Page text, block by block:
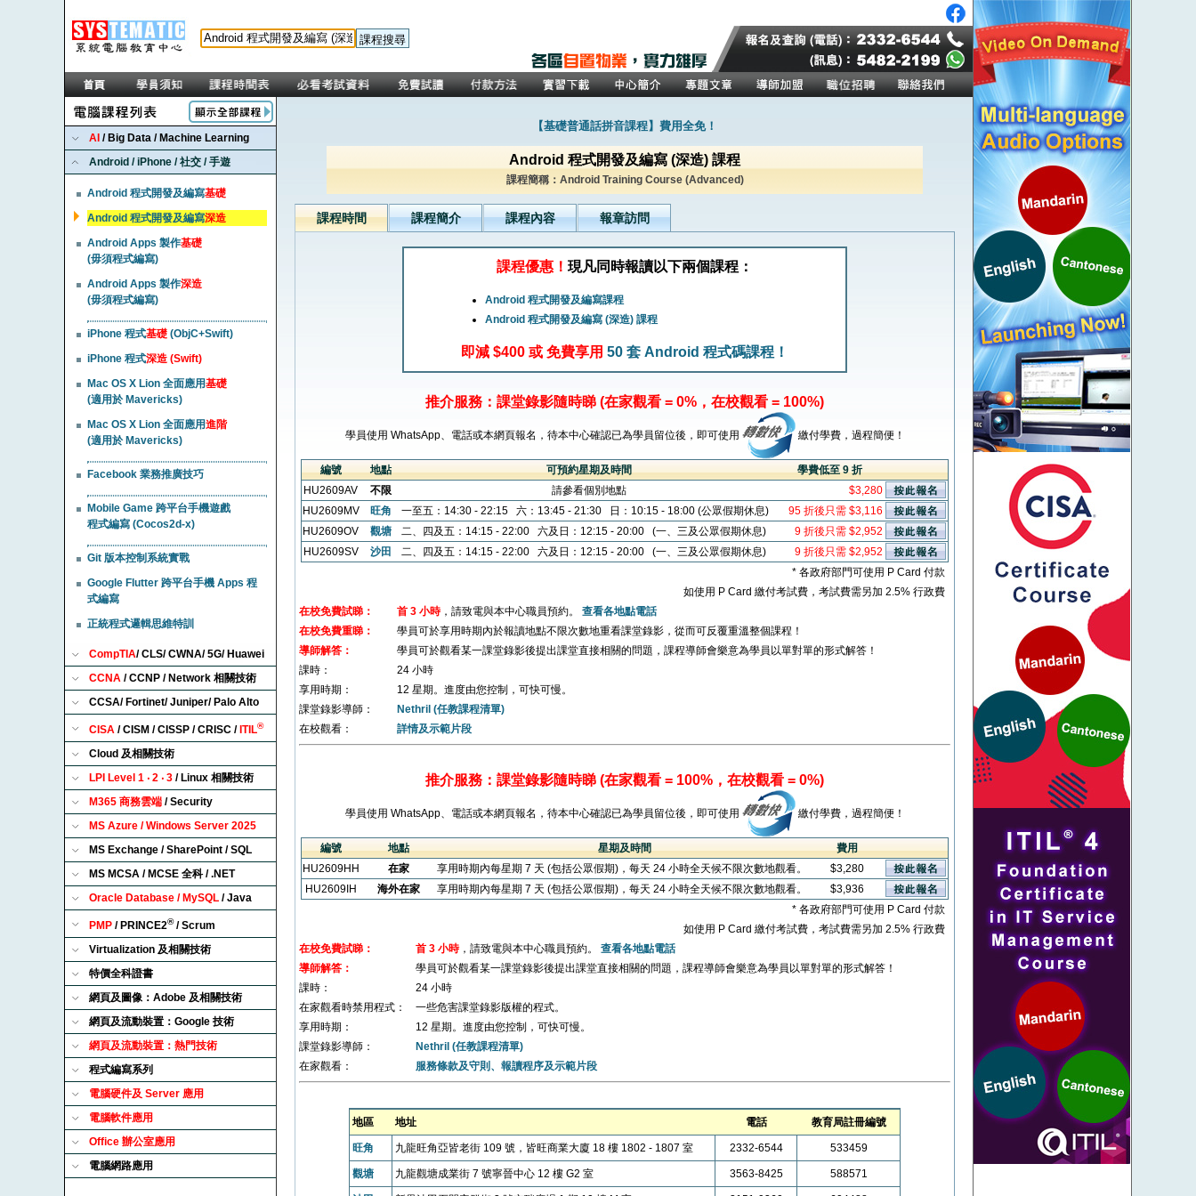
AI / Big Data / Machine Learning
Android / iPhone / 社交 / 手遊
Android 程式開發及編寫基礎
Android 程式開發及編寫深造
Android Apps 製作基礎
(毋須程式編寫)
Android Apps 製作深造
(毋須程式編寫)
iPhone 程式基礎 (ObjC+Swift)
iPhone 程式深造 (Swift)
Mac OS X Lion 全面應用基礎
(適用於 Mavericks)
Mac OS X Lion 全面應用進階
(適用於 Mavericks)
Facebook 業務推廣技巧
Mobile Game 跨平台手機遊戲
程式編寫 (Cocos2d-x)
Git 版本控制系統實戰
Google Flutter 跨平台手機 Apps 程
式編寫
正統程式邏輯思維特訓
CompTIA/ CLS/ CWNA/ 5G/ Huawei
CCNA / CCNP / Network 相關技術
CCSA/ Fortinet/ Juniper/ Palo Alto
CISA / CISM / CISSP / CRISC / ITIL®
Cloud 及相關技術
LPI Level 1 ‧ 2 ‧ 3 / Linux 相關技術
M365 商務雲端 / Security
MS Azure / Windows Server 2025
MS Exchange / SharePoint / SQL
MS MCSA / MCSE 全科 / .NET
Oracle Database / MySQL / Java
PMP / PRINCE2®/ Scrum
Virtualization 及相關技術
特價全科證書
網頁及圖像：Adobe 及相關技術
網頁及流動裝置：Google 技術
網頁及流動裝置：熱門技術
程式編寫系列
電腦硬件及 Server 應用
電腦軟件應用
Office 辦公室應用
電腦網路應用
【基礎普通話拼音課程】費用全免！
Android 程式開發及編寫 (深造) 課程
課程簡稱：Android Training Course (Advanced)
課程時間 課程簡介 課程內容 報章訪問
課程優惠！ 現凡同時報讀以下兩個課程：
Android 程式開發及編寫課程
Android 程式開發及編寫 (深造) 課程
即減 $400 或 免費享用 50 套 Android 程式碼課程！
推介服務：課堂錄影隨時睇 (在家觀看 = 0%，在校觀看 = 100%)
學員使用 WhatsApp、電話或本網頁報名，待本中心確認已為學員留位後，即可使用 繳付學費，過程簡便！
編號 地點 可預約星期及時間
學費低至 9 折
HU2609AV
不限 請參看個別地點
$3,280
HU2609MV
旺角 一至五：14:30 - 22:15 六：13:45 - 21:30 日：10:15 - 18:00 (公眾假期休息)
95 折後只需 $3,116
HU2609OV
觀塘 二、四及五：14:15 - 22:00 六及日：12:15 - 20:00 (一、三及公眾假期休息)
9 折後只需 $2,952
HU2609SV
沙田 二、四及五：14:15 - 22:00 六及日：12:15 - 20:00 (一、三及公眾假期休息)
9 折後只需 $2,952
* 各政府部門可使用 P Card 付款
如使用 P Card 繳付考試費，考試費需另加 2.5% 行政費
在校免費試睇：
首 3 小時，請致電與本中心職員預約。 查看各地點電話
在校免費重睇：
學員可於享用時期內於報讀地點不限次數地重看課堂錄影，從而可反覆重溫整個課程！
導師解答：
學員可於觀看某一課堂錄影後提出課堂直接相關的問題，課程導師會樂意為學員以單對單的形式解答！
課時：
24 小時
享用時期：
12 星期。進度由您控制，可快可慢。
課堂錄影導師：
Nethril (任教課程清單)
在校觀看：
詳情及示範片段
推介服務：課堂錄影隨時睇 (在家觀看 = 100%，在校觀看 = 0%)
學員使用 WhatsApp、電話或本網頁報名，待本中心確認已為學員留位後，即可使用 繳付學費，過程簡便！
編號 地點 星期及時間
費用
HU2609HH
在家 享用時期內每星期 7 天 (包括公眾假期)，每天 24 小時全天候不限次數地觀看。
$3,280
HU2609IH
海外在家 享用時期內每星期 7 天 (包括公眾假期)，每天 24 小時全天候不限次數地觀看。
$3,936
* 各政府部門可使用 P Card 付款
如使用 P Card 繳付考試費，考試費需另加 2.5% 行政費
在校免費試睇：
首 3 小時，請致電與本中心職員預約。 查看各地點電話
導師解答：
學員可於觀看某一課堂錄影後提出課堂直接相關的問題，課程導師會樂意為學員以單對單的形式解答！
課時：
24 小時
在家觀看時禁用程式：
一些危害課堂錄影版權的程式。
享用時期：
12 星期。進度由您控制，可快可慢。
課堂錄影導師：
Nethril (任教課程清單)
在家觀看：
服務條款及守則、報讀程序及示範片段
地區 地址 電話 教育局註冊編號
旺角 九龍旺角亞皆老街 109 號，皆旺商業大廈 18 樓 1802 - 1807 室 2332-6544 533459
觀塘 九龍觀塘成業街 7 號寧晉中心 12 樓 G2 室 3563-8425 588571